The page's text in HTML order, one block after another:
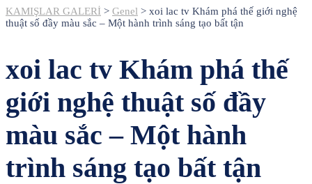
KAMIŞLAR GALERİ > Genel > xoi lac tv Khám phá thế giới nghệ
thuật số đầy màu sắc – Một hành trình sáng tạo bất tận
xoi lac tv Khám phá thế
giới nghệ thuật số đầy
màu sắc – Một hành
trình sáng tạo bất tận